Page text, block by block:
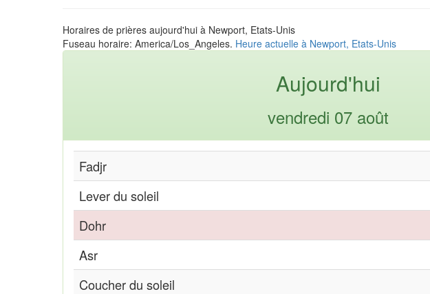
Horaires de prières aujourd'hui à Newport, Etats-Unis
Fuseau horaire: America/Los_Angeles. Heure actuelle à Newport, Etats-Unis
Aujourd'hui
vendredi 07 août
Fadjr
Lever du soleil
Dohr
Asr
Coucher du soleil